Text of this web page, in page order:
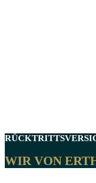
WIR VON